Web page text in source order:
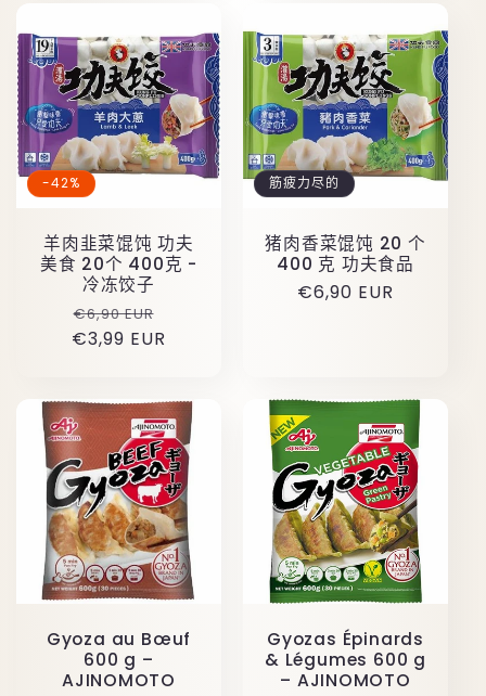
-42%
羊肉韭菜馄饨 功夫
美食 20个 400克 -
冷冻饺子
原
价
€6,90 EUR
€3,99 EUR
筋疲力尽的
猪肉香菜馄饨 20 个
400 克 功夫食品
原
€6,90 EUR
Gyoza au Bœuf
600 g –
AJINOMOTO
Gyozas Épinards
& Légumes 600 g
– AJINOMOTO